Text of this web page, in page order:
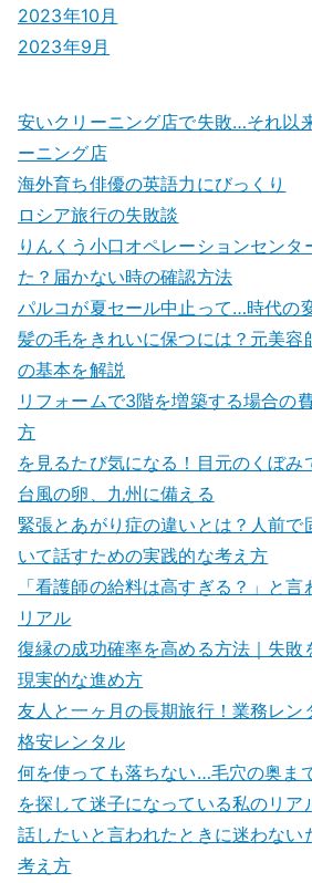
2023年10月
2023年9月
安いクリーニング店で失敗…それ以
ーニング店
海外育ち俳優の英語力にびっくり
ロシア旅行の失敗談
りんくう小口オペレーションセンタ
た？届かない時の確認方法
パルコが夏セール中止って…時代の
髪の毛をきれいに保つには？元美容
の基本を解説
リフォームで3階を増築する場合の
方
を見るたび気になる！目元のくぼみ
台風の卵、九州に備える
緊張とあがり症の違いとは？人前で
いて話すための実践的な考え方
「看護師の給料は高すぎる？」と
リアル
復縁の成功確率を高める方法｜失敗
現実的な進め方
友人と一ヶ月の長期旅行！業務レン
格安レンタル
何を使っても落ちない…毛穴の奥ま
を探して迷子になっている私のリア
話したいと言われたときに迷わない
考え方